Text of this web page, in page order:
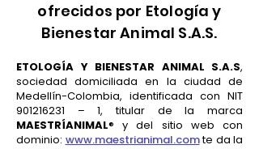
ofrecidos por Etología y
Bienestar Animal S.A.S.
ETOLOGÍA Y BIENESTAR ANIMAL S.A.S,
sociedad domiciliada en la ciudad de
Medellín-Colombia, identificada con NIT
901216231 – 1, titular de la marca
MAESTRÍANIMAL® y del sitio web con
dominio: www.maestrianimal.comte da la